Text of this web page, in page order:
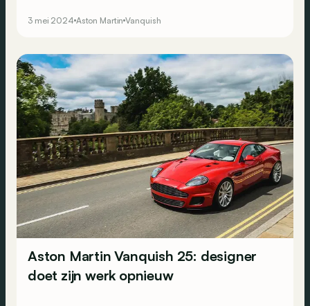
3 mei 2024 Aston Martin Vanquish
Aston Martin Vanquish 25: designer
doet zijn werk opnieuw